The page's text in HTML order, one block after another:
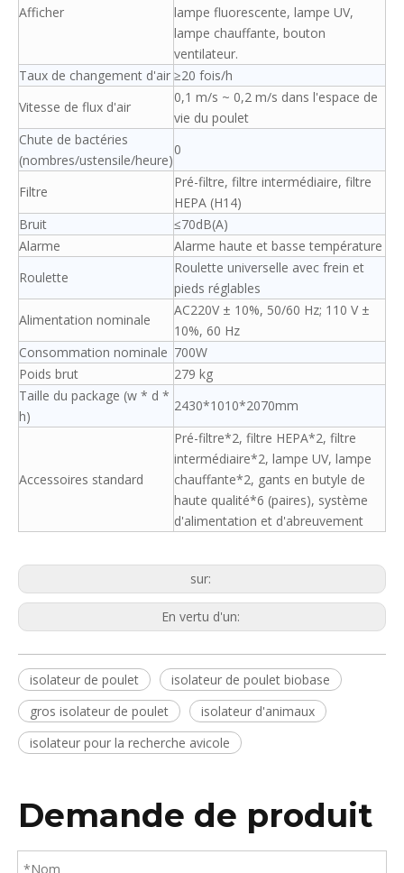
Afficher
lampe fluorescente, lampe UV,
lampe chauffante, bouton
ventilateur.
Taux de changement d'air ≥20 fois/h
Vitesse de flux d'air
0,1 m/s ~ 0,2 m/s dans l'espace de
vie du poulet
Chute de bactéries
(nombres/ustensile/heure)
0
Filtre
Pré-filtre, filtre intermédiaire, filtre
HEPA (H14)
Bruit
≤70dB(A)
Alarme
Alarme haute et basse température
Roulette
Roulette universelle avec frein et
pieds réglables
Alimentation nominale
AC220V ± 10%, 50/60 Hz; 110 V ±
10%, 60 Hz
Consommation nominale 700W
Poids brut
279 kg
Taille du package (w * d *
h)
2430*1010*2070mm
Accessoires standard
Pré-filtre*2, filtre HEPA*2, filtre
intermédiaire*2, lampe UV, lampe
chauffante*2, gants en butyle de
haute qualité*6 (paires), système
d'alimentation et d'abreuvement
sur:
En vertu d'un:
isolateur de poulet
isolateur de poulet biobase
gros isolateur de poulet
isolateur d'animaux
isolateur pour la recherche avicole
Demande de produit